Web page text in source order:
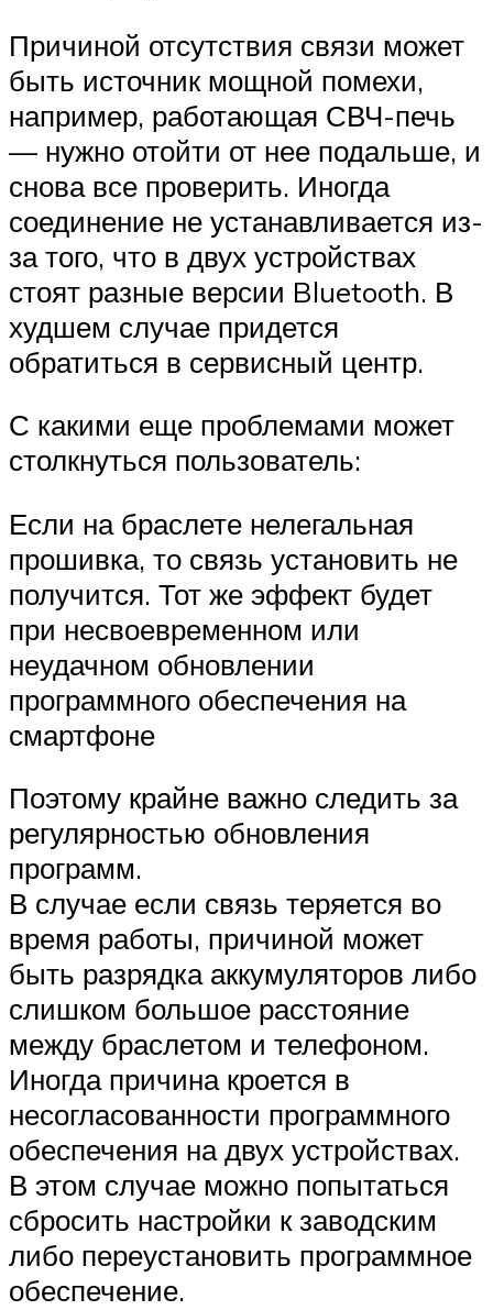
Причиной отсутствия связи может
быть источник мощной помехи,
например, работающая СВЧ-печь
— нужно отойти от нее подальше, и
снова все проверить. Иногда
соединение не устанавливается из-
за того, что в двух устройствах
стоят разные версии Bluetooth. В
худшем случае придется
обратиться в сервисный центр.
С какими еще проблемами может
столкнуться пользователь:
Если на браслете нелегальная
прошивка, то связь установить не
получится. Тот же эффект будет
при несвоевременном или
неудачном обновлении
программного обеспечения на
смартфоне
Поэтому крайне важно следить за
регулярностью обновления
программ.
В случае если связь теряется во
время работы, причиной может
быть разрядка аккумуляторов либо
слишком большое расстояние
между браслетом и телефоном.
Иногда причина кроется в
несогласованности программного
обеспечения на двух устройствах.
В этом случае можно попытаться
сбросить настройки к заводским
либо переустановить программное
обеспечение.